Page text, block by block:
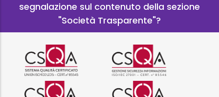
segnalazione sul contenuto della sezione
"Società Trasparente"?
Logo certificazione ISO 9001
Logo
Logo certificazione ISO 37001
Logo